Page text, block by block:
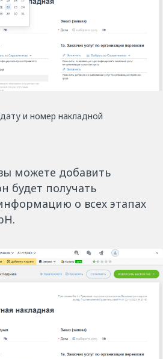
и номер накладной
можете добавить
будет получать
о всех этапах